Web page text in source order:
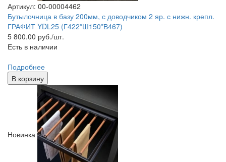
Артикул: 00-00004462
Бутылочница в базу 200мм, с доводчиком 2 яр. с нижн. крепл.
ГРАФИТ YDL25 (Г422*Ш150*В467)
5 800.00 руб./шт.
Есть в наличии
Подробнее
В корзину
Новинка